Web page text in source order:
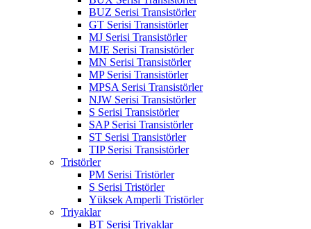
BUZ Serisi Transistörler
GT Serisi Transistörler
MJ Serisi Transistörler
MJE Serisi Transistörler
MN Serisi Transistörler
MP Serisi Transistörler
MPSA Serisi Transistörler
NJW Serisi Transistörler
S Serisi Transistörler
SAP Serisi Transistörler
ST Serisi Transistörler
TIP Serisi Transistörler
Tristörler
PM Serisi Tristörler
S Serisi Tristörler
Yüksek Amperli Tristörler
Triyaklar
BT Serisi Triyaklar